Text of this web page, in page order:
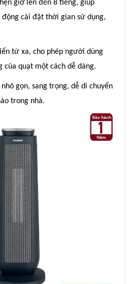
giờ lên đến 8 tiếng, giúp
cài đặt thời gian sử dụng,
từ xa, cho phép người dùng
của quạt một cách dễ dàng.
gọn, sang trọng, dễ di chuyển
trong nhà.